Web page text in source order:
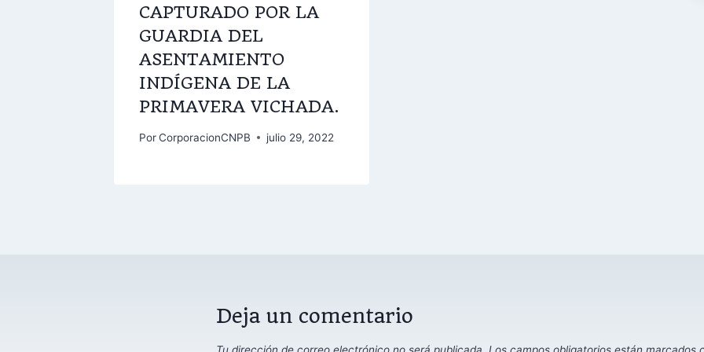
CAPTURADO POR LA
GUARDIA DEL
ASENTAMIENTO
INDÍGENA DE LA
PRIMAVERA VICHADA.
PorCorporacionCNPB julio 29, 2022
Deja un comentario